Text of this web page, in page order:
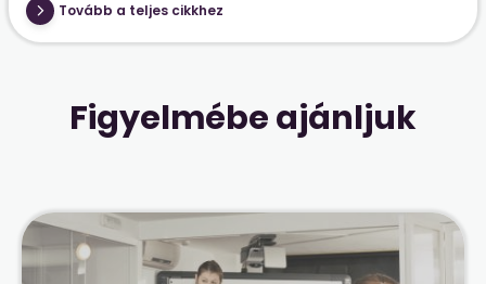
Tovább a teljes cikkhez
Figyelmébe ajánljuk